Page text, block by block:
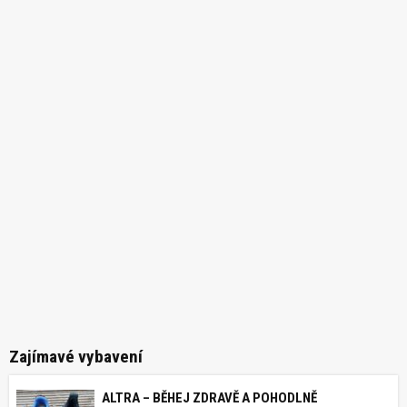
Zajímavé vybavení
ALTRA – BĚHEJ ZDRAVĚ A POHODLNĚ